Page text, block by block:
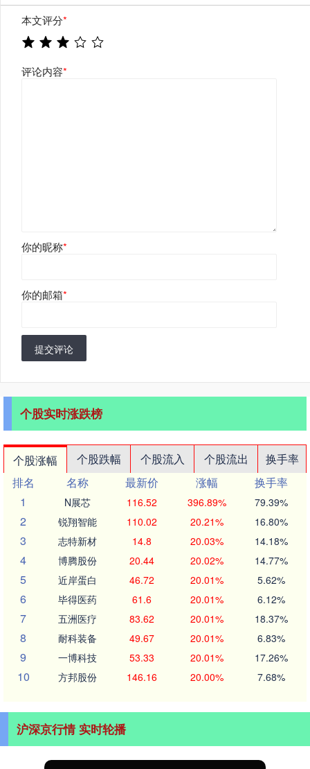
本文评分*
评论内容*
你的昵称*
你的邮箱*
提交评论
个股实时涨跌榜
个股涨幅 个股跌幅 个股流入 个股流出
换手率
排名
名称 最新价 涨幅
换手率
1
N展芯 116.52 396.89% 79.39%
2 锐翔智能 110.02 20.21% 16.80%
3 志特新材 14.8 20.03% 14.18%
4 博腾股份 20.44 20.02% 14.77%
5 近岸蛋白 46.72 20.01% 5.62%
6 毕得医药 61.6 20.01% 6.12%
7 五洲医疗 83.62 20.01% 18.37%
8 耐科装备 49.67 20.01% 6.83%
9 一博科技 53.33 20.01% 17.26%
10 方邦股份 146.16 20.00% 7.68%
沪深京行情 实时轮播